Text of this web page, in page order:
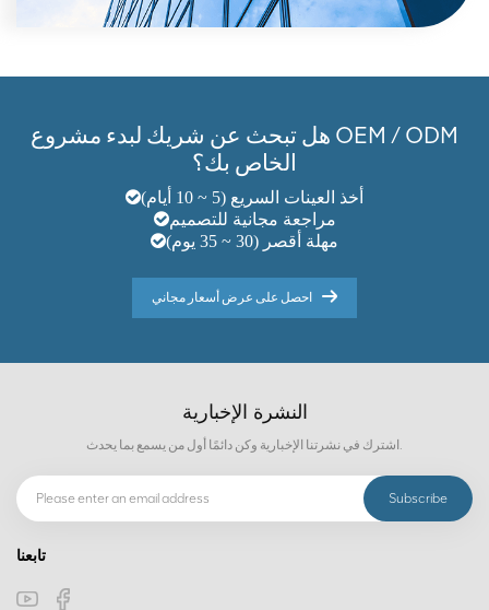
هل تبحث عن شريك لبدء مشروع OEM / ODM
الخاص بك؟
أخذ العينات السريع (5 ~ 10 أيام)
مراجعة مجانية للتصميم
مهلة أقصر (30 ~ 35 يوم)
احصل على عرض أسعار مجاني
النشرة الإخبارية
اشترك في نشرتنا الإخبارية وكن دائمًا أول من يسمع بما يحدث.
تابعنا